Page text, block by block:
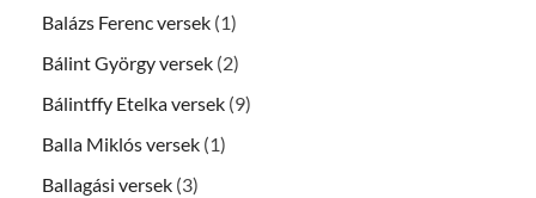
Balázs Ferenc versek (1)
Bálint György versek (2)
Bálintffy Etelka versek (9)
Balla Miklós versek (1)
Ballagási versek (3)